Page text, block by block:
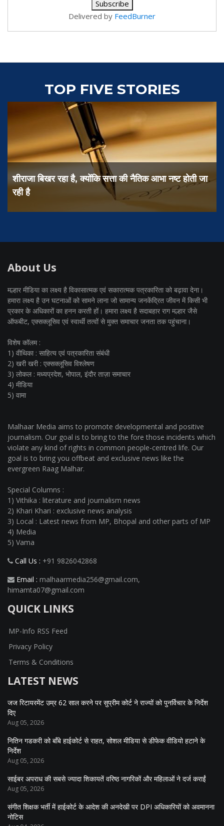
Delivered by FeedBurner
TOP FIVE STORIES
शीराजा बिखर रहा है, क्योंकि सत्ता की नैतिक आभा नष्ट होती जा
रही है
About Us
मल्हार मीडिया का लक्ष्य है विकासात्मक एवं सकारात्मक पत्रकारिता को बढ़ावा देना।
हमारा लक्ष्य है उन घटनाओं को सामने लाना जो सामान्य जनकेंद्रित जीवन में किसी भी
प्रकार के अधिकारों का हनन करती हों। हमारा लक्ष्य है सदाबहार राग मल्हार जैसे
ऑफबीट, एक्सक्लूसिव एवं स्वार्थी तत्वों से मुक्त समाचार जनता तक पहुंचाना।
विशेष कॉलम :
1) वीथिका : साहित्य एवं पत्रकारिता संबंधी
2) खरी खरी : एक्सक्लूसिव विश्लेषण
3) लोकल : मध्यप्रदेश, भोपाल, इंदौर ताज़ा समाचार
4) मीडिया
5) वामा
Malhaar Media aims to promote developmental and positive
journalism. Our goal is to bring to the fore those incidents which
violate any kind of rights in common people-centred life. Our
goal is to bring you offbeat and exclusive news like the
evergreen Raag Malhar.
Special Columns :
1) Vithika : literature and journalism news
2) Khari Khari : exclusive news analysis
3) Local : Latest news from MP, Bhopal and other parts of MP
4) Media
5) Vama
Call Us : +91 9826042868
Email : malhaarmedia256@gmail.com,
himamta07@gmail.com
QUICK LINKS
MP-Info RSS Feed
Privacy Policy
Terms & Conditions
LATEST NEWS
जज रिटायरमेंट उम्र 62 साल करने पर सुप्रीम कोर्ट ने राज्यों को पुनर्विचार के निर्देश
दिए
Aug 05, 2026
नितिन गडकरी को बॉंबे हाईकोर्ट से राहत, सोशल मीडिया से डीफेक वीडियो हटाने के
निर्देश
Aug 05, 2026
साईबर अपराध की सबसे ज्यादा शिकायतें वरिष्ठ नागरिकों और महिलाओं ने दर्ज कराईं
Aug 05, 2026
संगीत शिक्षक भर्ती में हाईकोर्ट के आदेश की अनदेखी पर DPI अधिकारियों को अवमानना
नोटिस